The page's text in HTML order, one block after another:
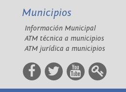
Municipios
Información Municipal
ATM técnica a municipios
ATM jurídica a municipios